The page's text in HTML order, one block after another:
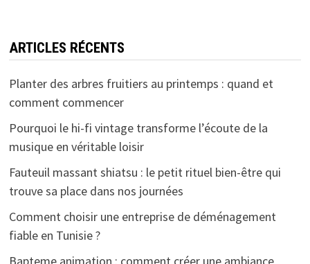
ARTICLES RÉCENTS
Planter des arbres fruitiers au printemps : quand et
comment commencer
Pourquoi le hi-fi vintage transforme l’écoute de la
musique en véritable loisir
Fauteuil massant shiatsu : le petit rituel bien-être qui
trouve sa place dans nos journées
Comment choisir une entreprise de déménagement
fiable en Tunisie ?